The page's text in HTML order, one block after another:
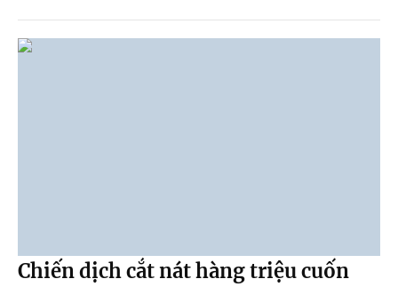
Chiến dịch cắt nát hàng triệu cuốn